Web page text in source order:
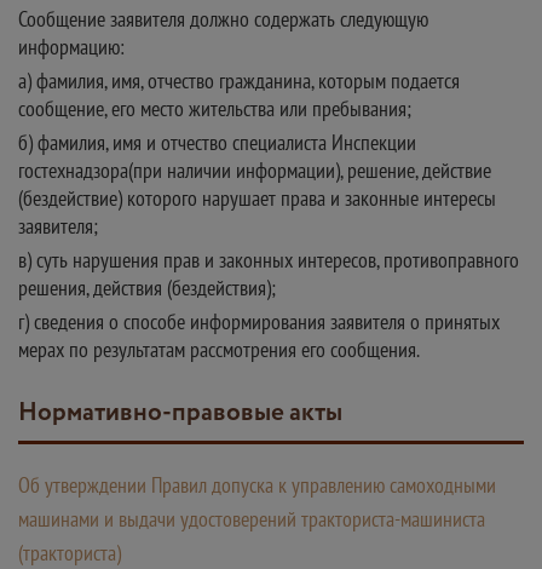
Сообщение заявителя должно содержать следующую
информацию:
а) фамилия, имя, отчество гражданина, которым подается
сообщение, его место жительства или пребывания;
б) фамилия, имя и отчество специалиста Инспекции
гостехнадзора(при наличии информации), решение, действие
(бездействие) которого нарушает права и законные интересы
заявителя;
в) суть нарушения прав и законных интересов, противоправного
решения, действия (бездействия);
г) сведения о способе информирования заявителя о принятых
мерах по результатам рассмотрения его сообщения.
Нормативно-правовые акты
Об утверждении Правил допуска к управлению самоходными
машинами и выдачи удостоверений тракториста-машиниста
(тракториста)